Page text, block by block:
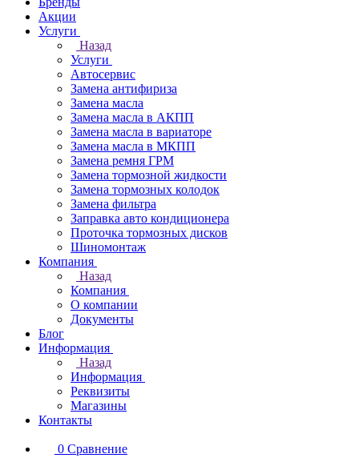
Акции
Услуги
Назад
Услуги
Автосервис
Замена антифириза
Замена масла
Замена масла в АКПП
Замена масла в вариаторе
Замена масла в МКПП
Замена ремня ГРМ
Замена тормозной жидкости
Замена тормозных колодок
Замена фильтра
Заправка авто кондиционера
Проточка тормозных дисков
Шиномонтаж
Компания
Назад
Компания
О компании
Документы
Блог
Информация
Назад
Информация
Реквизиты
Магазины
Контакты
0 Сравнение